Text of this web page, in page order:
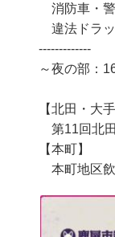
消防車・
違法ドラ
-------------
～夜の部：
【北田・大手
第11回北
【本町】
本町地区飲